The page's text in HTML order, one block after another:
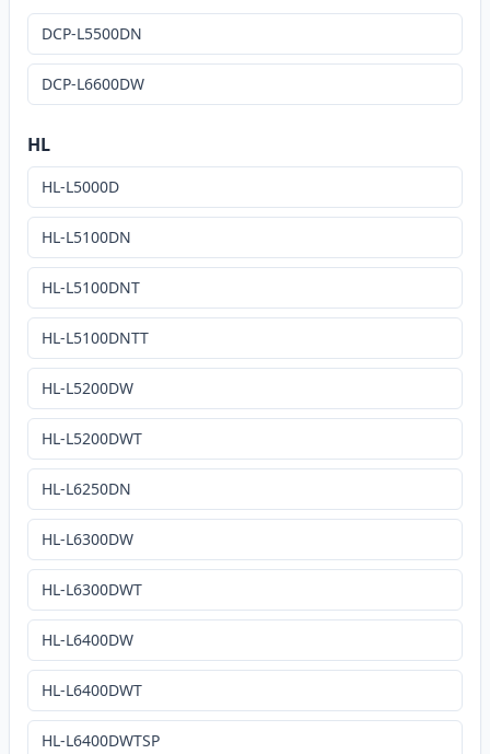
DCP-L5500DN
DCP-L6600DW
HL
HL-L5000D
HL-L5100DN
HL-L5100DNT
HL-L5100DNTT
HL-L5200DW
HL-L5200DWT
HL-L6250DN
HL-L6300DW
HL-L6300DWT
HL-L6400DW
HL-L6400DWT
HL-L6400DWTSP